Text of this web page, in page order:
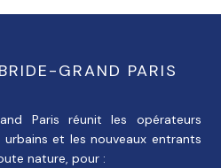
GRAND PARIS
Paris réunit les opérateurs
et les nouveaux entrants
nature, pour :